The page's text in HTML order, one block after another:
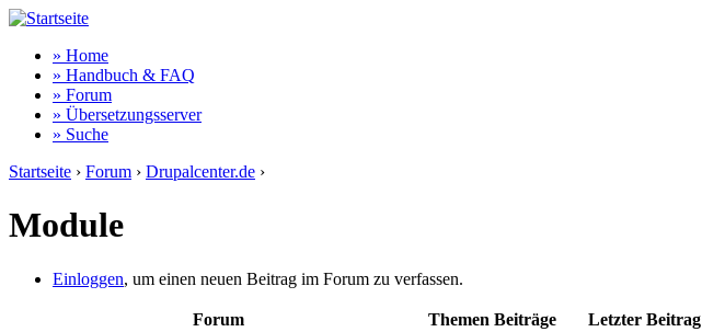
» Home
» Handbuch & FAQ
» Forum
» Übersetzungsserver
» Suche
Startseite › Forum › Drupalcenter.de ›
Module
Einloggen, um einen neuen Beitrag im Forum zu verfassen.
Forum Themen Beiträge
Letzter Beitrag